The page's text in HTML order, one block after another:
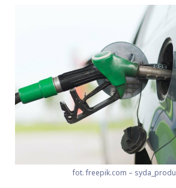
fot. freepik.com –